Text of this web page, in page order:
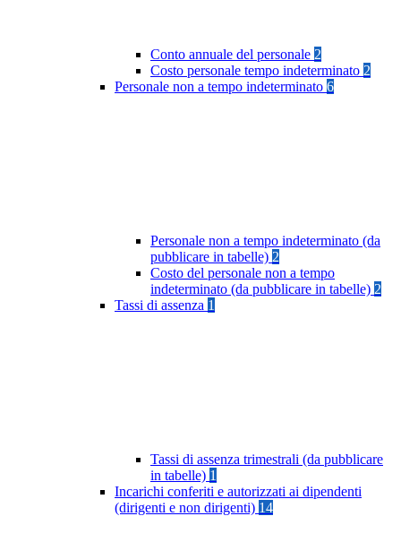
Conto annuale del personale 2
Costo personale tempo indeterminato 2
Personale non a tempo indeterminato 6
Personale non a tempo indeterminato (da
pubblicare in tabelle) 2
Costo del personale non a tempo
indeterminato (da pubblicare in tabelle) 2
Tassi di assenza 1
Tassi di assenza trimestrali (da pubblicare
in tabelle) 1
Incarichi conferiti e autorizzati ai dipendenti
(dirigenti e non dirigenti) 14